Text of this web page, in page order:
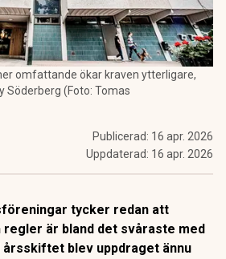
omfattande ökar kraven ytterligare,
Söderberg (Foto: Tomas
Publicerad: 16 apr. 2026
Uppdaterad: 16 apr. 2026
tycker redan att
regler är bland det svåraste med
årsskiftet blev uppdraget ännu